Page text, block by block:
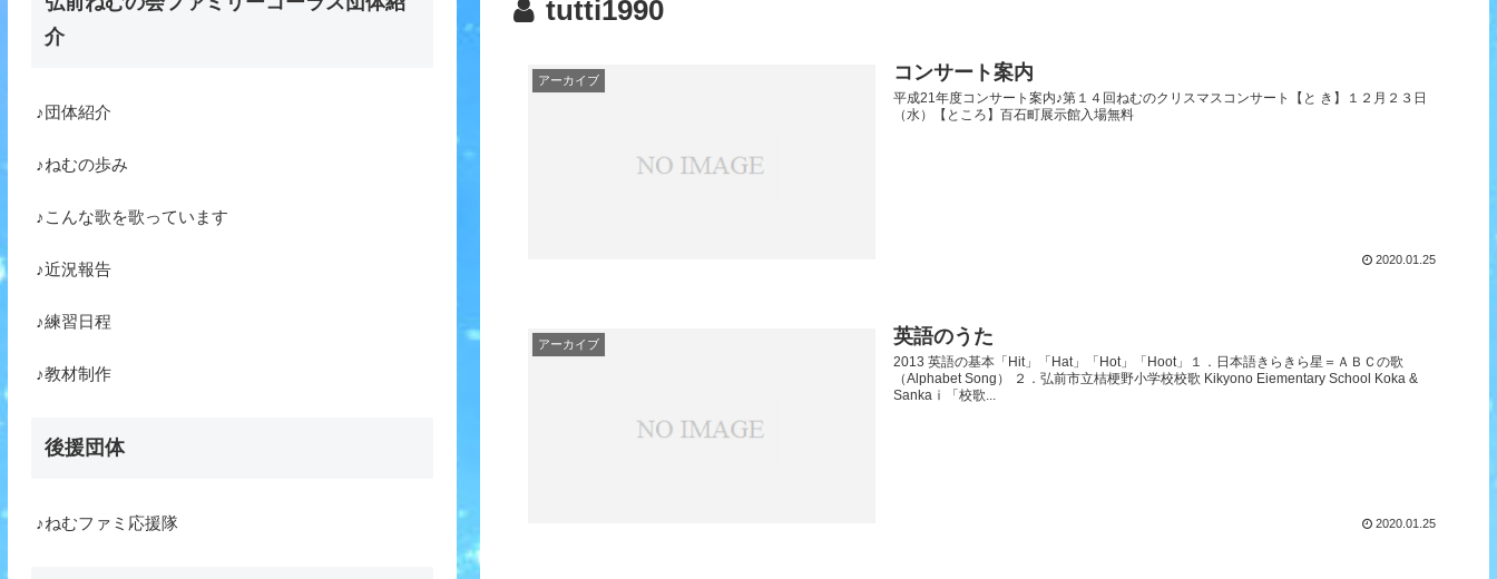
tutti1990
アーカイブ コンサート案内
平成21年度コンサート案内♪第１４回ねむのクリスマスコンサート【と き】１２月２３日
（水）【ところ】百石町展示館入場無料
2020.01.25
アーカイブ 英語のうた
2013 英語の基本「Hit」「Hat」「Hot」「Hoot」１．日本語きらきら星＝ＡＢＣの歌
（Alphabet Song） ２．弘前市立桔梗野小学校校歌 Kikyono Eiementary School Koka &
Sankaⅰ「校歌...
2020.01.25
介
♪団体紹介
♪ねむの歩み
♪こんな歌を歌っています
♪近況報告
♪練習日程
♪教材制作
後援団体
♪ねむファミ応援隊